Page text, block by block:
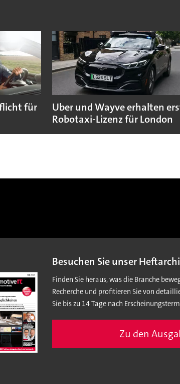
für
Uber und Wayve erhalten
Robotaxi-Lizenz für London
Besuchen Sie unser
Finden Sie heraus, was die Branche
Recherche und profitieren Sie von
Sie bis zu 14 Tage nach
Zu den